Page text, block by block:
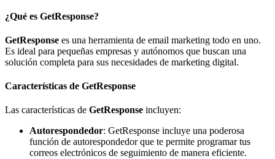
¿Qué es GetResponse?
GetResponse es una herramienta de email marketing todo en uno.
Es ideal para pequeñas empresas y autónomos que buscan una
solución completa para sus necesidades de marketing digital.
Características de GetResponse
Las características de GetResponse incluyen:
Autorespondedor: GetResponse incluye una poderosa
función de autorespondedor que te permite programar tus
correos electrónicos de seguimiento de manera eficiente.